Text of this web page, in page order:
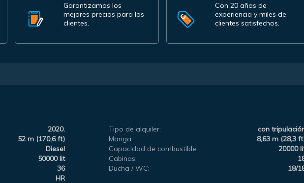
Garantizamos los
mejores precios para los
clientes.
Con 20 años de
experiencia y miles de
clientes satisfechos.
2020. Tipo de alquiler:
con
52 m (170,6 ft) Manga:
8,63 m (28,3
Diesel Capacidad de combustible:
20000
50000 lit Cabinas:
36 Ducha / WC:
18/
HR